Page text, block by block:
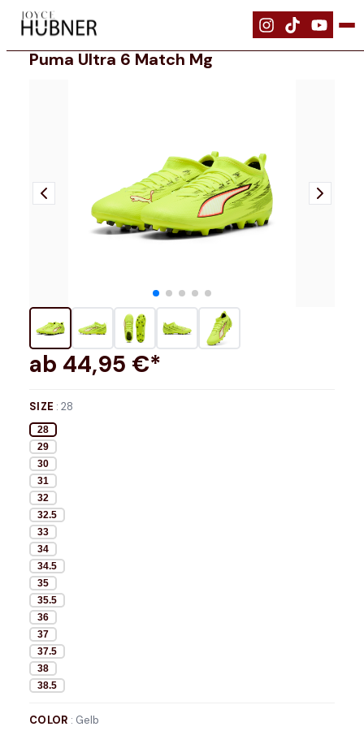
| Schuhe |
Puma Ultra 6 Match Mg
ab 44,95 €*
SIZE :28
28
29
30
31
32
32.5
33
34
34.5
35
35.5
36
37
37.5
38
38.5
COLOR : Gelb